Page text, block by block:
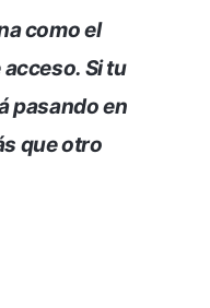
como el
Si tu
pasando en
que otro